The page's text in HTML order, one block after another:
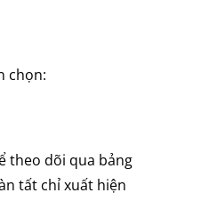
chọn:
theo dõi qua bảng
tất chỉ xuất hiện